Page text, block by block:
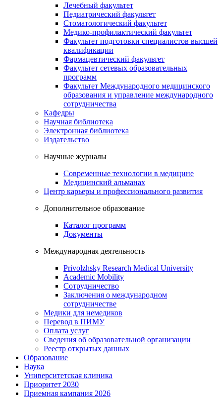
Лечебный факультет
Педиатрический факультет
Стоматологический факультет
Медико-профилактический факультет
Факультет подготовки специалистов высшей
квалификации
Фармацевтический факультет
Факультет сетевых образовательных
программ
Факультет Международного медицинского
образования и управление международного
сотрудничества
Кафедры
Научная библиотека
Электронная библиотека
Издательство
Научные журналы
Современные технологии в медицине
Медицинский альманах
Центр карьеры и профессионального развития
Дополнительное образование
Каталог программ
Документы
Международная деятельность
Privolzhsky Research Medical University
Academic Mobility
Сотрудничество
Заключения о международном
сотрудничестве
Медики для немедиков
Перевод в ПИМУ
Оплата услуг
Сведения об образовательной организации
Реестр открытых данных
Образование
Наука
Университетская клиника
Приоритет 2030
Приемная кампания 2026